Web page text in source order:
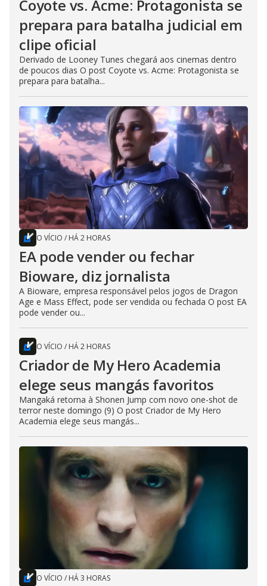
Coyote vs. Acme: Protagonista se
prepara para batalha judicial em
clipe oficial
Derivado de Looney Tunes chegará aos cinemas dentro
de poucos dias O post Coyote vs. Acme: Protagonista se
prepara para batalha...
O VÍCIO / HÁ 2 HORAS
EA pode vender ou fechar
Bioware, diz jornalista
A Bioware, empresa responsável pelos jogos de Dragon
Age e Mass Effect, pode ser vendida ou fechada O post EA
pode vender ou...
O VÍCIO / HÁ 2 HORAS
Criador de My Hero Academia
elege seus mangás favoritos
Mangaká retorna à Shonen Jump com novo one-shot de
terror neste domingo (9) O post Criador de My Hero
Academia elege seus mangás...
O VÍCIO / HÁ 3 HORAS